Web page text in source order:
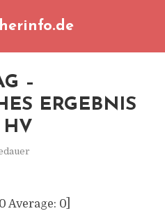
–
ERGEBNIS
0 Average: 0]